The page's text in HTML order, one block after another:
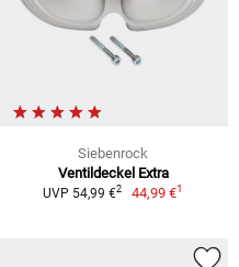
Siebenrock
Ventildeckel Extra
UVP 54,99 €2 44,99 €1